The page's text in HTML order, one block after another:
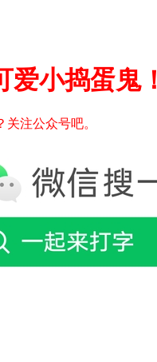
爱小捣蛋鬼！
关注公众号吧。